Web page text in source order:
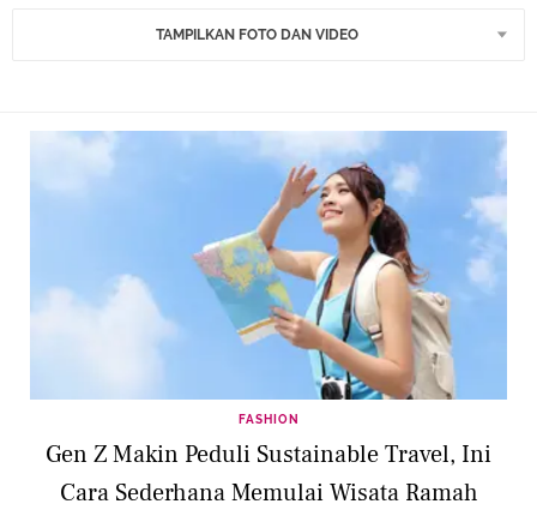
TAMPILKAN FOTO DAN VIDEO
FASHION
Gen Z Makin Peduli Sustainable Travel, Ini
Cara Sederhana Memulai Wisata Ramah